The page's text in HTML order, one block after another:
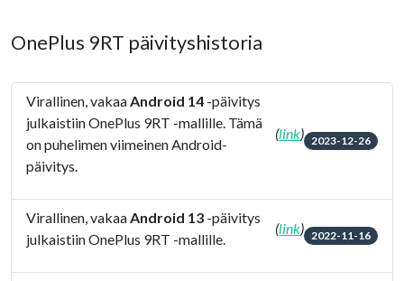
OnePlus 9RT päivityshistoria
Virallinen, vakaaAndroid 14 -päivitys
julkaistiin OnePlus 9RT -mallille. Tämä
on puhelimen viimeinen Android-
päivitys.
(link) 2023-12-26
Virallinen, vakaaAndroid 13 -päivitys
julkaistiin OnePlus 9RT -mallille.
(link) 2022-11-16